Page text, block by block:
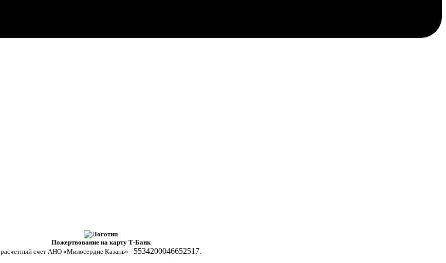
Пожертвование на карту Т-Банк
расчетный счет АНО «Милосердие Казань» - 5534200046652517